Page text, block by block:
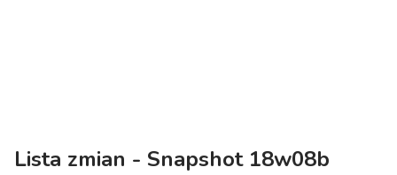
Lista zmian - Snapshot 18w08b